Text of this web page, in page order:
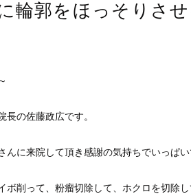
輪郭をほっそりさ
長の佐藤政広です。
んに来院して頂き感謝の気持ちでいっぱい
ボ削って、粉瘤切除して、ホクロを切除